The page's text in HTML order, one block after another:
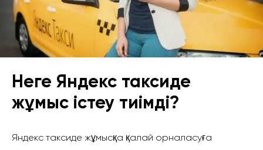
Неге Яндекс таксиде
жұмыс істеу тиімді?
Яндекс таксиде жұмысқа қалай орналасуға